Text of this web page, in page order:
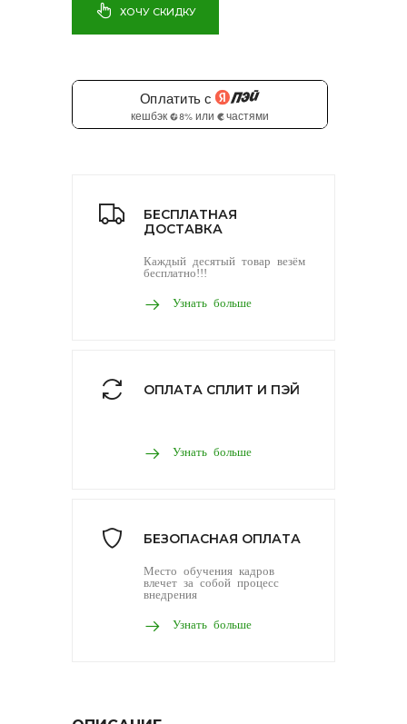
ХОЧУ СКИДКУ
БЕСПЛАТНАЯ
ДОСТАВКА
Каждый десятый товар везём
бесплатно!!!
Узнать больше
ОПЛАТА СПЛИТ И ПЭЙ
Узнать больше
БЕЗОПАСНАЯ ОПЛАТА
Место обучения кадров
влечет за собой процесс
внедрения
Узнать больше